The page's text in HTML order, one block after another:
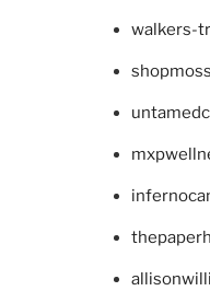
walkers-